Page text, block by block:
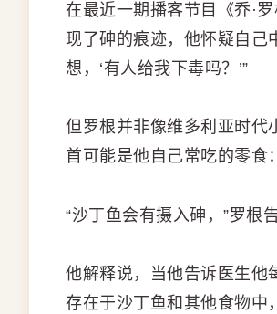
在最近一期播客节目《乔·
现了砷的痕迹，他怀疑自己
想，‘有人给我下毒吗？’”
但罗根并非像维多利亚时代
首可能是他自己常吃的零食：
“沙丁鱼会有摄入砷，”罗根
他解释说，当他告诉医生他
存在于沙丁鱼和其他食物中